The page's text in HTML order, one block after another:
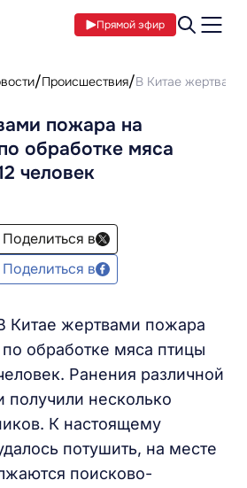
Прямой эфир
Происшествия В Китае жертвами
пожара на
обработке мяса
человек
Поделиться в
Поделиться в
Китае жертвами пожара
обработке мяса птицы
Ранения различной
получили несколько
К настоящему
потушить, на месте
поисково-